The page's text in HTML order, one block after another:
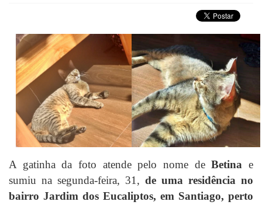
A gatinha da foto atende pelo nome deBetina e
sumiu na segunda-feira, 31, de uma residência no
bairro Jardim dos Eucaliptos, em Santiago, perto